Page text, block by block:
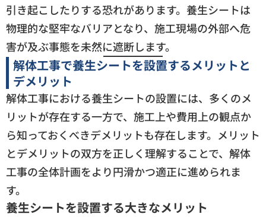
引き起こしたりする恐れがあります。養生シートは
物理的な堅牢なバリアとなり、施工現場の外部へ危
害が及ぶ事態を未然に遮断します。
解体工事で養生シートを設置するメリットと
デメリット
解体工事における養生シートの設置には、多くのメ
リットが存在する一方で、施工上や費用上の観点か
ら知っておくべきデメリットも存在します。メリット
とデメリットの双方を正しく理解することで、解体
工事の全体計画をより円滑かつ適正に進められま
す。
養生シートを設置する大きなメリット